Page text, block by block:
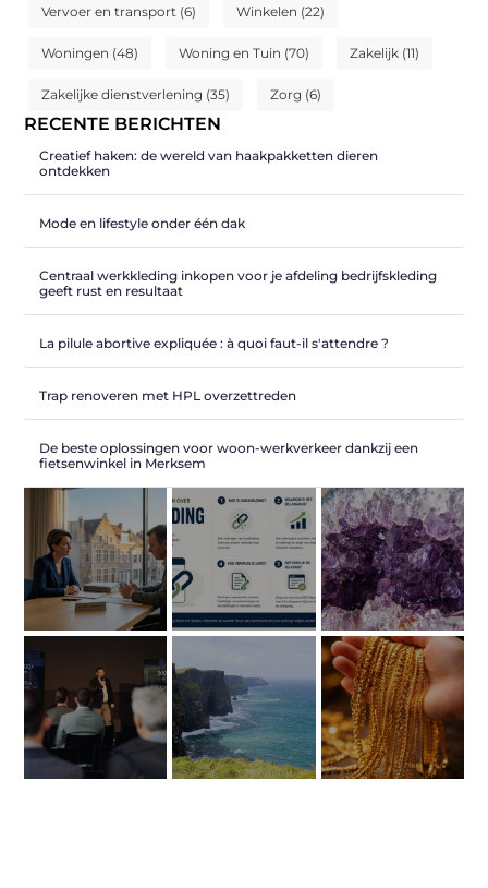
Vervoer en transport (6) Winkelen (22)
Woningen (48) Woning en Tuin (70) Zakelijk (11)
Zakelijke dienstverlening (35) Zorg (6)
RECENTE BERICHTEN
Creatief haken: de wereld van haakpakketten dieren
ontdekken
Mode en lifestyle onder één dak
Centraal werkkleding inkopen voor je afdeling bedrijfskleding
geeft rust en resultaat
La pilule abortive expliquée : à quoi faut-il s'attendre ?
Trap renoveren met HPL overzettreden
De beste oplossingen voor woon-werkverkeer dankzij een
fietsenwinkel in Merksem